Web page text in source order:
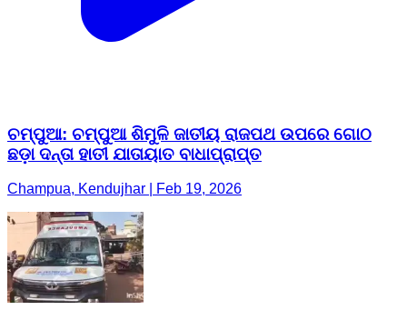
ଚମ୍ପୁଆ: ଚମ୍ପୁଆ ଶିମୁଳି ଜାତୀୟ ରାଜପଥ ଉପରେ ଗୋଠ
ଛଡ଼ା ଦନ୍ତା ହାତୀ ଯାତାୟାତ ବାଧାପ୍ରାପ୍ତ
Champua, Kendujhar | Feb 19, 2026